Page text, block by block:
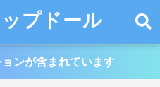
プドール
ンが含まれています